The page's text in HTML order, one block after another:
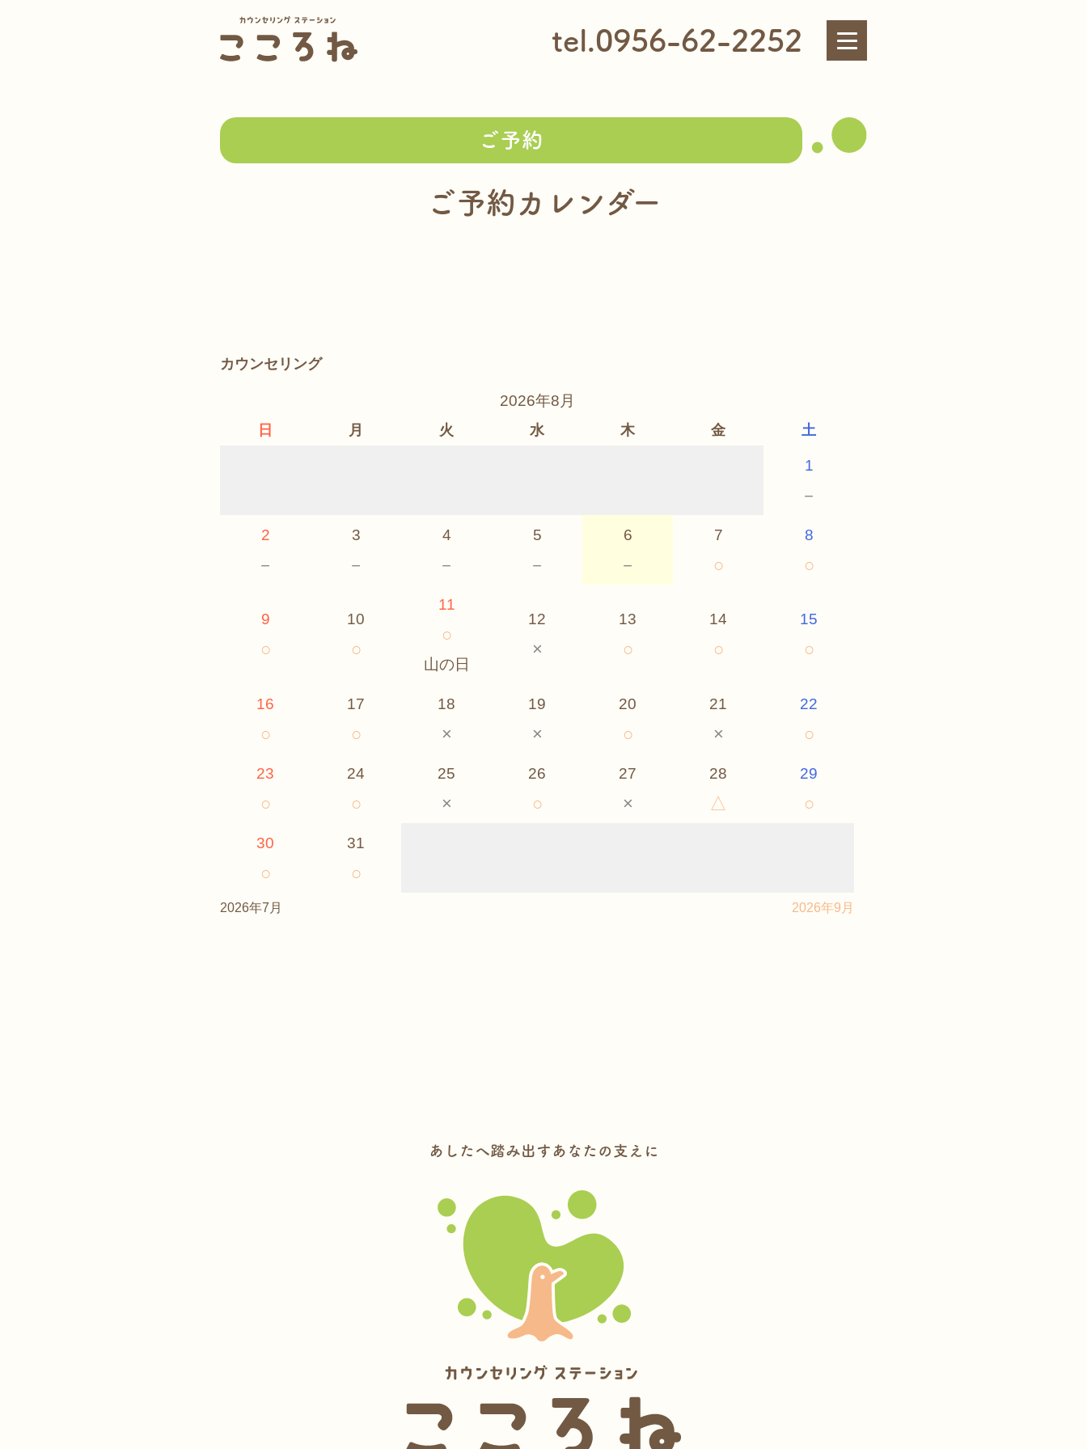
tel.0956-62-2252
ご予約
ご予約カレンダー
カウンセリング
2026年8月
日 月 火 水 木 金 土
1
－
2
－
3
－
4
－
5
－
6
－
7
○
8
○
9
○
10
○
11
○
山の日
12
×
13
○
14
○
15
○
16
○
17
○
18
×
19
×
20
○
21
×
22
○
23
○
24
○
25
×
26
○
27
×
28
△
29
○
30
○
31
○
2026年7月 2026年9月
あしたへ踏み出すあなたの支えに